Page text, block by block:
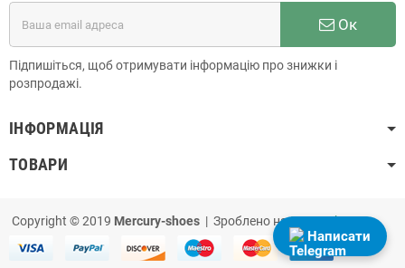
Ок
Підпишіться, щоб отримувати інформацію про знижки і
розпродажі.
ІНФОРМАЦІЯ
ТОВАРИ
Copyright © 2019 Mercury-shoes | Зроблено наPrestaShop
Написати